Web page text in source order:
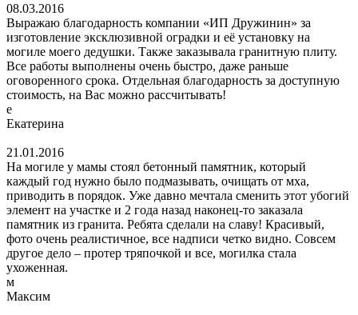
08.03.2016
Выражаю благодарность компании «ИП Дружинин» за
изготовление эксклюзивной оградки и её установку на
могиле моего дедушки. Также заказывала гранитную плиту.
Все работы выполнены очень быстро, даже раньше
оговоренного срока. Отдельная благодарность за доступную
стоимость, на Вас можно рассчитывать!
е
Екатерина
21.01.2016
На могиле у мамы стоял бетонный памятник, который
каждый год нужно было подмазывать, очищать от мха,
приводить в порядок. Уже давно мечтала сменить этот убогий
элемент на участке и 2 года назад наконец-то заказала
памятник из гранита. Ребята сделали на славу! Красивый,
фото очень реалистичное, все надписи четко видно. Совсем
другое дело – протер тряпочкой и все, могилка стала
ухоженная.
м
Максим